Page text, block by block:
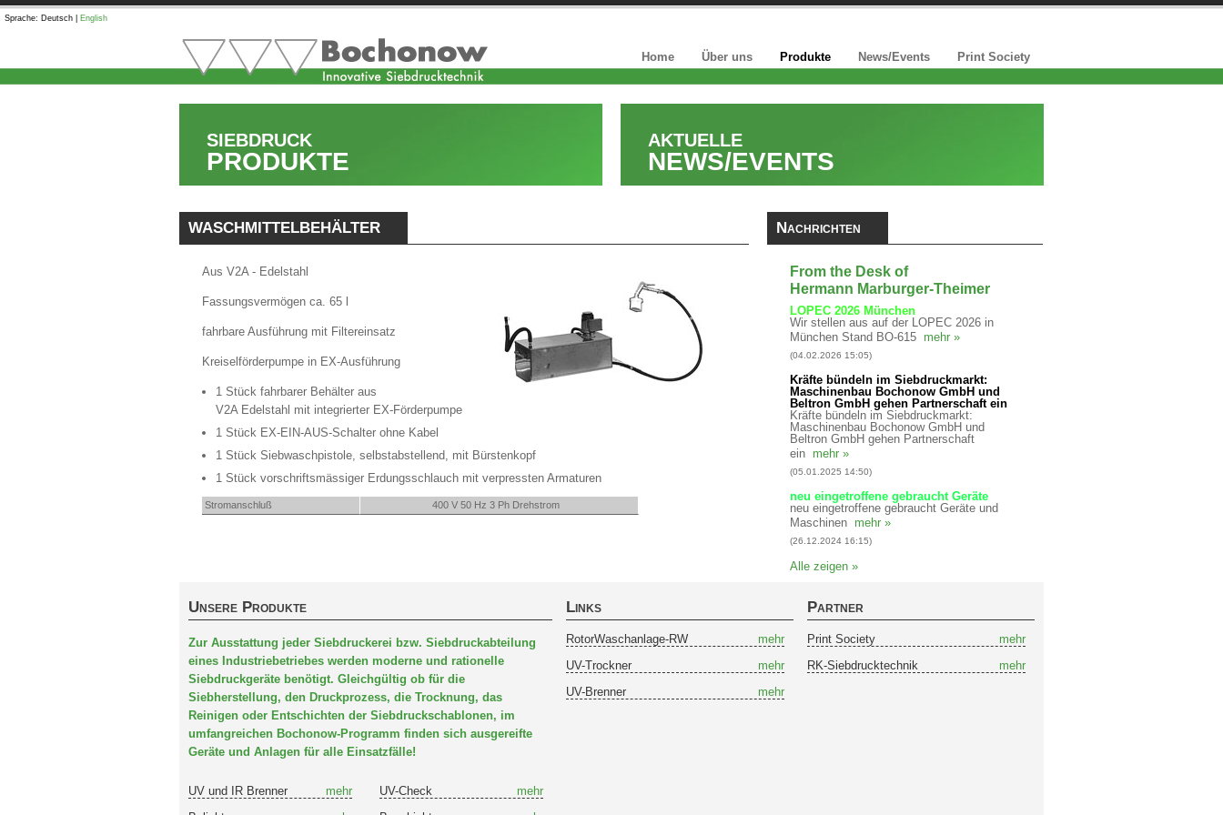
Sprache: Deutsch English
Home Über uns Produkte News/Events Print Society
SIEBDRUCK
PRODUKTE
AKTUELLE
NEWS/EVENTS
WASCHMITTELBEHÄLTER
Aus V2A - Edelstahl
Fassungsvermögen ca. 65 l
fahrbare Ausführung mit Filtereinsatz
Kreiselförderpumpe in EX-Ausführung
1 Stück fahrbarer Behälter aus
V2A Edelstahl mit integrierter EX-Förderpumpe
1 Stück EX-EIN-AUS-Schalter ohne Kabel
1 Stück Siebwaschpistole, selbstabstellend, mit Bürstenkopf
1 Stück vorschriftsmässiger Erdungsschlauch mit verpressten Armaturen
Stromanschluß 400 V 50 Hz 3 Ph Drehstrom
Nachrichten
From the Desk of
Hermann Marburger-Theimer
LOPEC 2026 München
Wir stellen aus auf der LOPEC 2026 in
München Stand BO-615 mehr »
(04.02.2026 15:05)
Kräfte bündeln im Siebdruckmarkt:
Maschinenbau Bochonow GmbH und
Beltron GmbH gehen Partnerschaft ein
Kräfte bündeln im Siebdruckmarkt:
Maschinenbau Bochonow GmbH und
Beltron GmbH gehen Partnerschaft
ein mehr »
(05.01.2025 14:50)
neu eingetroffene gebraucht Geräte
neu eingetroffene gebraucht Geräte und
Maschinen mehr »
(26.12.2024 16:15)
Alle zeigen »
Unsere Produkte
Zur Ausstattung jeder Siebdruckerei bzw. Siebdruckabteilung
eines Industriebetriebes werden moderne und rationelle
Siebdruckgeräte benötigt. Gleichgültig ob für die
Siebherstellung, den Druckprozess, die Trocknung, das
Reinigen oder Entschichten der Siebdruckschablonen, im
umfangreichen Bochonow-Programm finden sich ausgereifte
Geräte und Anlagen für alle Einsatzfälle!
UV und IR Brenner mehr UV-Check
mehr
Links
RotorWaschanlage-RW
mehr
UV-Trockner
mehr
UV-Brenner
mehr
Partner
Print Society
mehr
RK-Siebdrucktechnik
mehr